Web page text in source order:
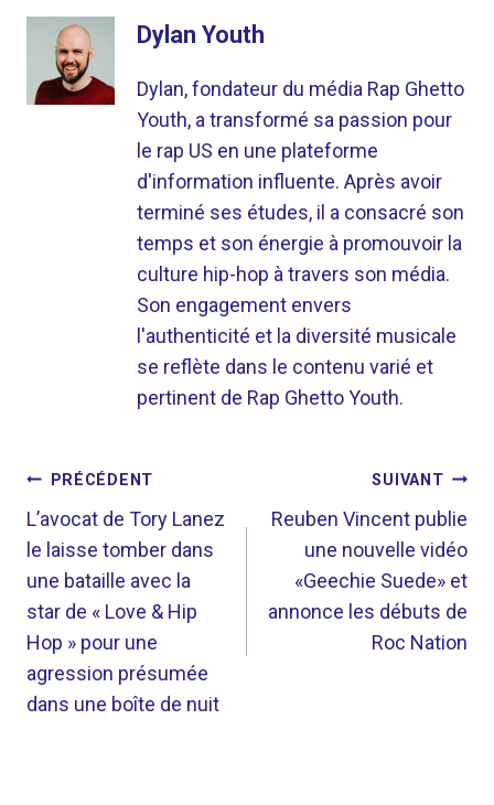
Dylan Youth
Dylan, fondateur du média Rap Ghetto
Youth, a transformé sa passion pour
le rap US en une plateforme
d'information influente. Après avoir
terminé ses études, il a consacré son
temps et son énergie à promouvoir la
culture hip-hop à travers son média.
Son engagement envers
l'authenticité et la diversité musicale
se reflète dans le contenu varié et
pertinent de Rap Ghetto Youth.
NAVIGATION
DE
L’ARTICLE
PRÉCÉDENT
L’avocat de Tory Lanez
le laisse tomber dans
une bataille avec la
star de « Love & Hip
Hop » pour une
agression présumée
dans une boîte de nuit
SUIVANT
Reuben Vincent publie
une nouvelle vidéo
«Geechie Suede» et
annonce les débuts de
Roc Nation